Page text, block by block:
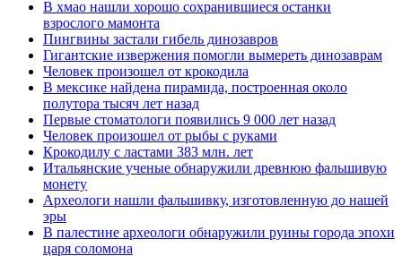
В хмао нашли хорошо сохранившиеся останки
взрослого мамонта
Пингвины застали гибель динозавров
Гигантские извержения помогли вымереть динозаврам
Человек произошел от крокодила
В мексике найдена пирамида, построенная около
полутора тысяч лет назад
Первые стоматологи появились 9 000 лет назад
Человек произошел от рыбы с руками
Крокодилу с ластами 383 млн. лет
Итальянские ученые обнаружили древнюю фальшивую
монету
Археологи нашли фальшивку, изготовленную до нашей
эры
В палестине археологи обнаружили руины города эпохи
царя соломона